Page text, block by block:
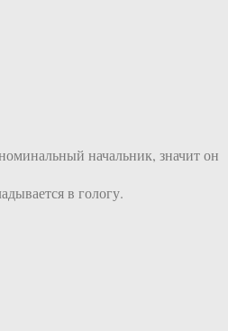
начальник, значит он
в гологу.